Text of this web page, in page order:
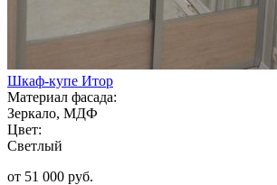
Шкаф-купе Итор
Материал фасада:
Зеркало, МДФ
Цвет:
Светлый
от 51 000 руб.